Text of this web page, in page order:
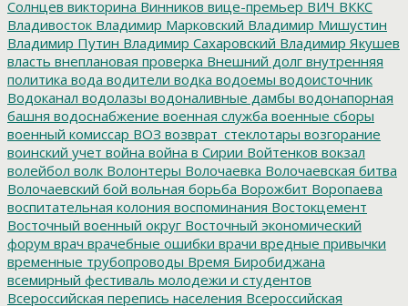
Солнцев викторина Винников вице-премьер ВИЧ ВККС
Владивосток Владимир Марковский Владимир Мишустин
Владимир Путин Владимир Сахаровский Владимир Якушев
власть внеплановая проверка Внешний долг внутренняя
политика вода водители водка водоемы водоисточник
Водоканал водолазы водоналивные дамбы водонапорная
башня водоснабжение военная служба военные сборы
военный комиссар ВОЗ возврат_стеклотары возгорание
воинский учет война война в Сирии Войтенков вокзал
волейбол волк Волонтеры Волочаевка Волочаевская битва
Волочаевский бой вольная борьба Ворожбит Воропаева
воспитательная колония воспоминания Востокцемент
Восточный военный округ Восточный экономический
форум врач врачебные ошибки врачи вредные привычки
временные трубопроводы Время Биробиджана
всемирный фестиваль молодежи и студентов
Всероссийская перепись населения Всероссийская